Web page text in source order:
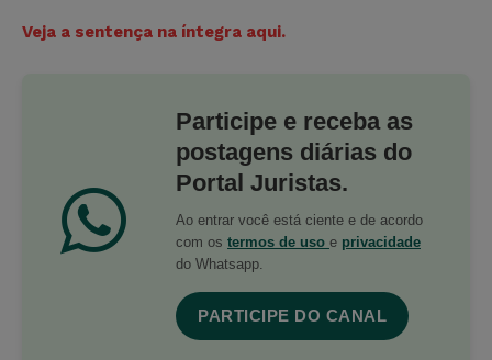
Veja a sentença na íntegra aqui.
Participe e receba as
postagens diárias do
Portal Juristas.
Ao entrar você está ciente e de acordo
com os termos de uso e privacidade
do Whatsapp.
PARTICIPE DO CANAL